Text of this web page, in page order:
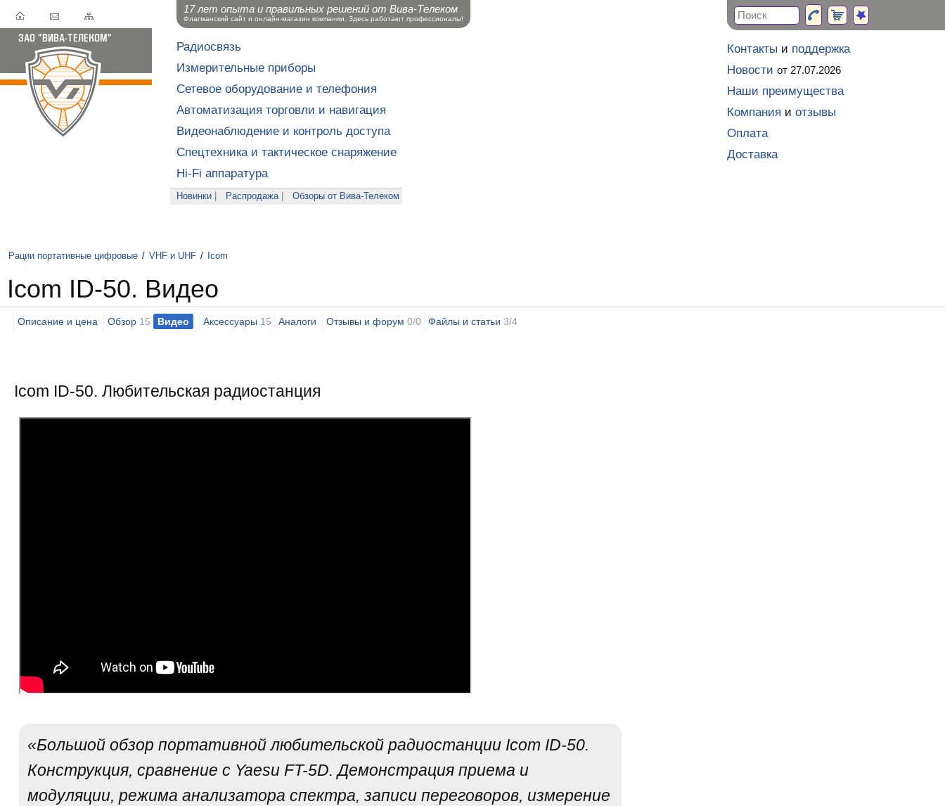
Радиосвязь
Измерительные приборы
Сетевое оборудование и телефония
Автоматизация торговли и навигация
Видеонаблюдение и контроль доступа
Спецтехника и тактическое снаряжение
Hi-Fi аппаратура
Новинки Распродажа| Обзоры от Вива-Телеком
Рации портативные цифровые / VHF и UHF / Icom
Icom ID-50. Видео
Описание и цена Обзор 15 Видео Аксессуары 15 Аналоги Отзывы и форум 0/0 Файлы и статьи 3/4
Icom ID-50. Любительская радиостанция
«Большой обзор портативной любительской радиостанции Icom ID-50.
Конструкция, сравнение с Yaesu FT-5D. Демонстрация приема и
модуляции, режима анализатора спектра, записи переговоров, измерение
Контакты и поддержка
Новости от 27.07.2026
Наши преимущества
Компания и отзывы
Оплата
Доставка
17 лет опыта и правильных решений от Вива-Телеком
Флагманский сайт и онлайн-магазин компании. Здесь работают профессионалы!